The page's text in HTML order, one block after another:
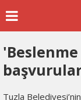
Tuzla